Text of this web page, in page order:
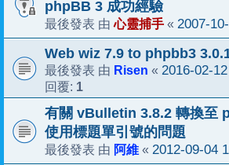
phpBB 3 成功經驗
最後發表 由心靈捕手 « 2007-
Web wiz 7.9 to phpbb3
最後發表 由 Risen « 2016-02-
回覆: 1
有關 vBulletin 3.8.2 轉換至
使用標題單引號的問題
最後發表 由 阿維 « 2012-09-04